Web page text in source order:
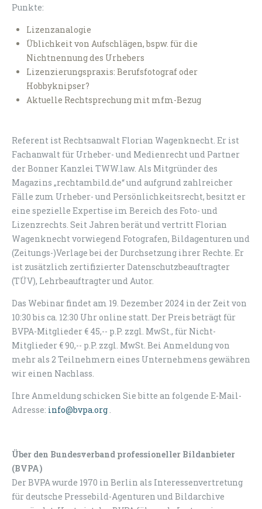
Punkte:
Lizenzanalogie
Üblichkeit von Aufschlägen, bspw. für die
Nichtnennung des Urhebers
Lizenzierungspraxis: Berufsfotograf oder
Hobbyknipser?
Aktuelle Rechtsprechung mit mfm-Bezug
Referent ist Rechtsanwalt Florian Wagenknecht. Er ist
Fachanwalt für Urheber- und Medienrecht und Partner
der Bonner Kanzlei TWW.law. Als Mitgründer des
Magazins „rechtambild.de“ und aufgrund zahlreicher
Fälle zum Urheber- und Persönlichkeitsrecht, besitzt er
eine spezielle Expertise im Bereich des Foto- und
Lizenzrechts. Seit Jahren berät und vertritt Florian
Wagenknecht vorwiegend Fotografen, Bildagenturen und
(Zeitungs-)Verlage bei der Durchsetzung ihrer Rechte. Er
ist zusätzlich zertifizierter Datenschutzbeauftragter
(TÜV), Lehrbeauftragter und Autor.
Das Webinar findet am 19. Dezember 2024 in der Zeit von
10:30 bis ca. 12:30 Uhr online statt. Der Preis beträgt für
BVPA-Mitglieder € 45,-- p.P. zzgl. MwSt., für Nicht-
Mitglieder € 90,-- p.P. zzgl. MwSt. Bei Anmeldung von
mehr als 2 Teilnehmern eines Unternehmens gewähren
wir einen Nachlass.
Ihre Anmeldung schicken Sie bitte an folgende E-Mail-
Adresse: info@bvpa.org.
Über den Bundesverband professioneller Bildanbieter
(BVPA)
Der BVPA wurde 1970 in Berlin als Interessenvertretung
für deutsche Pressebild-Agenturen und Bildarchive